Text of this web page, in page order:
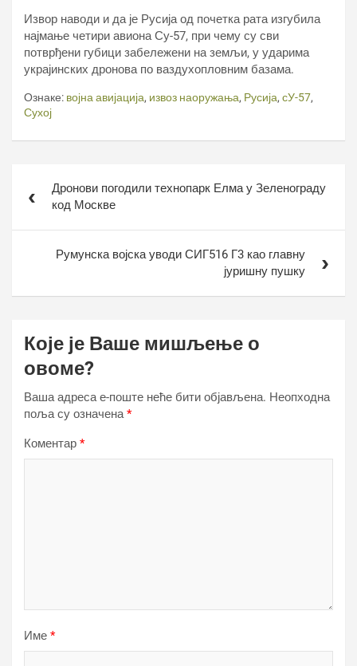
Извор наводи и да је Русија од почетка рата изгубила
најмање четири авиона Су-57, при чему су сви
потврђени губици забележени на земљи, у ударима
украјинских дронова по ваздухопловним базама.
Ознаке: војна авијација, извоз наоружања, Русија, сУ-57,
Сухој
чланкаДронови погодили технопарк Елма у Зеленограду
код Москве
Румунска војска уводи СИГ516 Г3 као главну
јуришну пушку
Које је Ваше мишљење о
овоме?
Ваша адреса е-поште неће бити објављена. Неопходна
поља су означена*
Коментар *
Име *